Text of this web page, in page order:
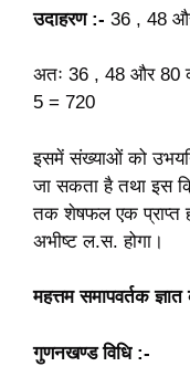
उदाहरण :- 36 , 48
अतः 36 , 48 और 80
5 = 720
इसमें संख्याओं को
जा सकता है तथा इस
तक शेषफल एक प्राप्त
अभीष्ट ल.स. होगा।
महत्तम समापवर्तक
गुणनखण्ड विधि :-